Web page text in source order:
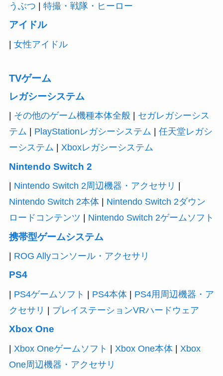
うぶつ | 特撮・戦隊・ヒーロー
アイドル
| 女性アイドル
TVゲーム
レガシーシステム
その他のゲーム機種本体全般| セガレガシーシス
テム
PlayStationレガシーシステム
任天堂レガシ
ーシステム
Xboxレガシーシステム
Nintendo Switch 2
Nintendo Switch 2周辺機器・アクセサリ
Nintendo Switch 2本体| Nintendo Switch 2ダウン
ロードコンテンツ
Nintendo Switch 2ゲームソフト
携帯型ゲームシステム
| ROG Allyコンソール・アクセサリ
PS4
| PS4ゲームソフト | PS4本体| PS4用周辺機器・ア
クセサリ | プレイステーションVRハードウェア
Xbox One
| Xbox Oneゲームソフト | Xbox One本体| Xbox
One周辺機器・アクセサリ